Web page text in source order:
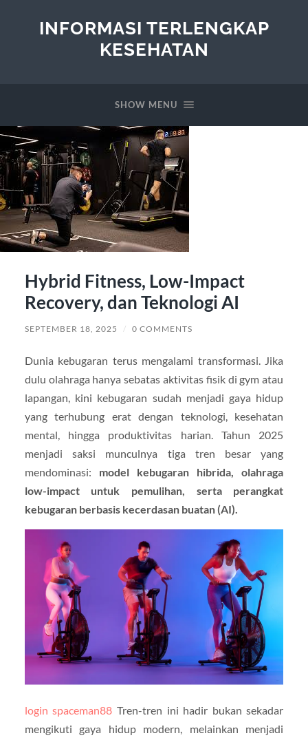
INFORMASI TERLENGKAP
KESEHATAN
SHOW MENU
Hybrid Fitness, Low-Impact
Recovery, dan Teknologi AI
SEPTEMBER 18, 2025 / 0 COMMENTS
Dunia kebugaran terus mengalami transformasi. Jika
dulu olahraga hanya sebatas aktivitas fisik di gym atau
lapangan, kini kebugaran sudah menjadi gaya hidup
yang terhubung erat dengan teknologi, kesehatan
mental, hingga produktivitas harian. Tahun 2025
menjadi saksi munculnya tiga tren besar yang
mendominasi: model kebugaran hibrida, olahraga
low-impact untuk pemulihan, serta perangkat
kebugaran berbasis kecerdasan buatan (AI).
login spaceman88 Tren-tren ini hadir bukan sekadar
mengikuti gaya hidup modern, melainkan menjadi